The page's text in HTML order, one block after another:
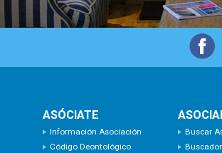
ASÓCIATE
Información Asociación
Código Deontológico
Buscar